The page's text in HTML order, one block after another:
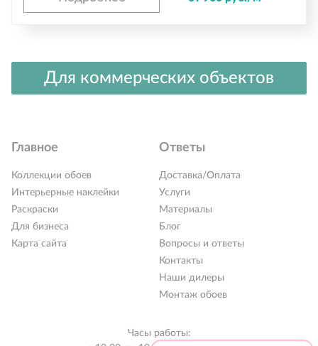
Для коммерческих объектов
Главное
Коллекции обоев
Интерьерные наклейки
Раскраски
Для бизнеса
Карта сайта
Ответы
Доставка/Оплата
Услуги
Материалы
Блог
Вопросы и ответы
Контакты
Наши дилеры
Монтаж обоев
Часы работы: